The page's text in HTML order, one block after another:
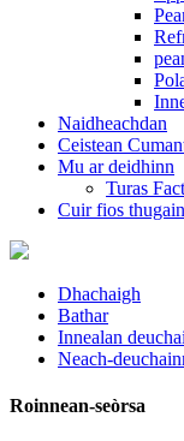
Naidheachdan
Ceistean
Mu ar deidhinn
Turas
Cuir fios
Dhachaigh
Bathar
Innealan
Neach-
Roinnean-seòrsa